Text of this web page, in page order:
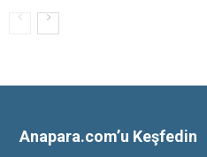
Anapara.com’u Keşfedin